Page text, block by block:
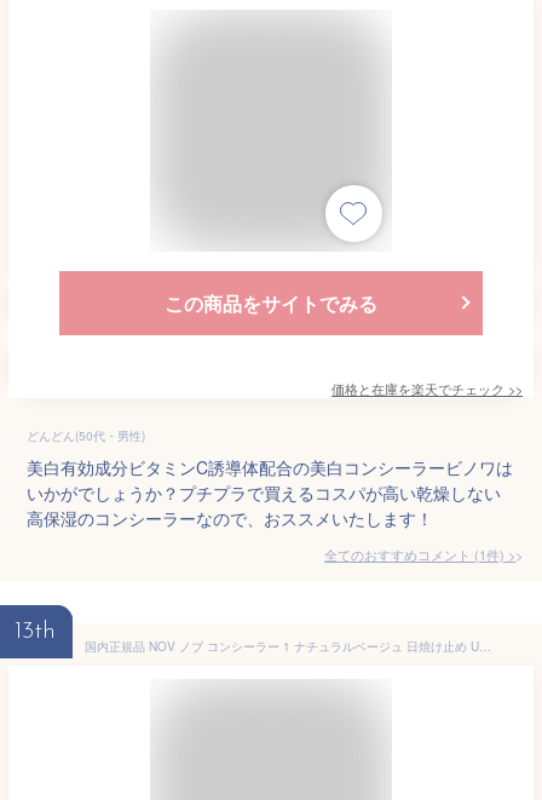
この商品をサイトでみる
価格と在庫を楽天でチェック >>
どんどん(50代・男性)
美白有効成分ビタミンC誘導体配合の美白コンシーラービノワは
いかがでしょうか？プチプラで買えるコスパが高い乾燥しない
高保湿のコンシーラーなので、おススメいたします！
全てのおすすめコメント (1件) >
13th
国内正規品 NOV ノブ コンシーラー 1 ナチュラルベージュ 日焼け止め UVケア(顔用) 化粧下地 SPF28・PA+++ 保湿成分 化粧品 スキンケア コスメ メイク 誕生日 記念日 母の日 プレゼント ギフト 彼女 妻 母 女性 人気 ご褒美 忘年会 20代 30代 40代 50代 クリスマス